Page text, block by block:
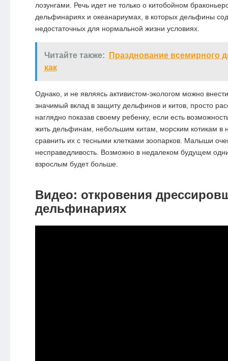
лозунгами. Речь идет не только о китобойном
дельфинариях и океанариумах, в которых дельфины
недостаточных для нормальной жизни условиях.
Читайте также:
Празднование всемирного
как
Однако, и не являясь активистом-экологом можно
значимый вклад в защиту дельфинов и китов, просто
наглядно показав своему ребенку, если есть
жить дельфинам, небольшим китам, морским котикам в
сравнить их с тесными клетками зоопарков. Малыши
несправедливость. Возможно в недалеком будущем
взрослым будет больше.
Видео: откровения
дельфинариях